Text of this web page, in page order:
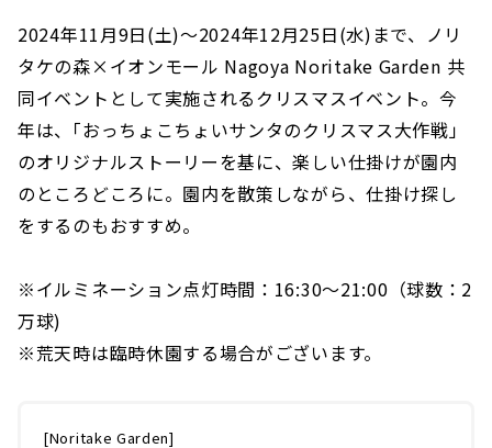
2024年11月9日(土)～2024年12月25日(水)まで、ノリ
タケの森×イオンモール Nagoya Noritake Garden 共
同イベントとして実施されるクリスマスイベント。今
年は、｢おっちょこちょいサンタのクリスマス大作戦」
のオリジナルストーリーを基に、楽しい仕掛けが園内
のところどころに。園内を散策しながら、仕掛け探し
をするのもおすすめ。
※イルミネーション点灯時間：16:30～21:00（球数：2
万球)
※荒天時は臨時休園する場合がございます。
[Noritake Garden]